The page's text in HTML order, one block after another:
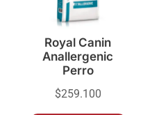
Royal Canin
Anallergenic
Perro
$259.100